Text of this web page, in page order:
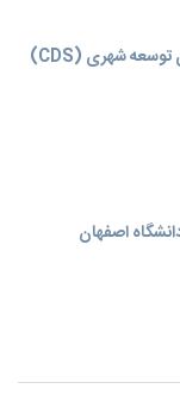
عنوان پژوهش: ارزیابی و تحلیل مقایسه ای استراتژی توسعه شهری (CDS)
اصفهان